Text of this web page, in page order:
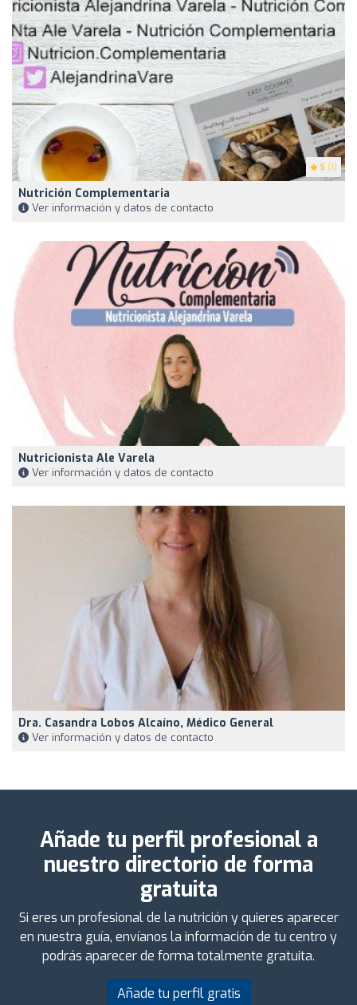
5 (1)
Nutrición Complementaria
Ver información y datos de contacto
Nutricionista Ale Varela
Ver información y datos de contacto
Dra. Casandra Lobos Alcaíno, Médico General
Ver información y datos de contacto
Añade tu perfil profesional a
nuestro directorio de forma
gratuita
Si eres un profesional de la nutrición y quieres aparecer
en nuestra guía, envíanos la información de tu centro y
podrás aparecer de forma totalmente gratuita.
Añade tu perfil gratis